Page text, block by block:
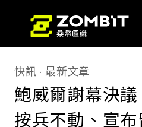
快訊 最新文章
鮑威爾謝幕決
按兵不動、宣